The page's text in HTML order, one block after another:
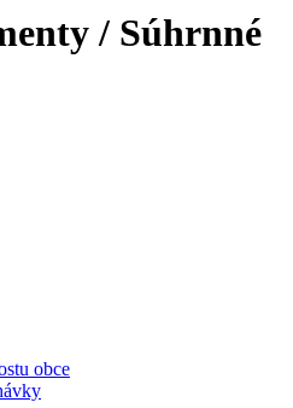
/ Súhrnné
obce